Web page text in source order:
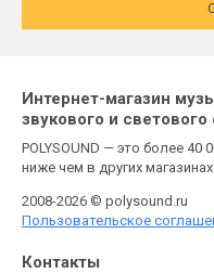
Интернет-магазин
звукового и
POLYSOUND — это более
ниже чем в других магазинах
2008-2026 © polysound.ru
Пользовательское
Контакты